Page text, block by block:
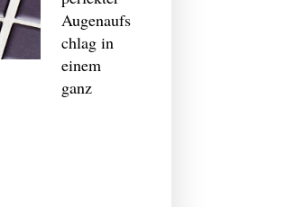
Augenaufs
chlag in
einem
ganz